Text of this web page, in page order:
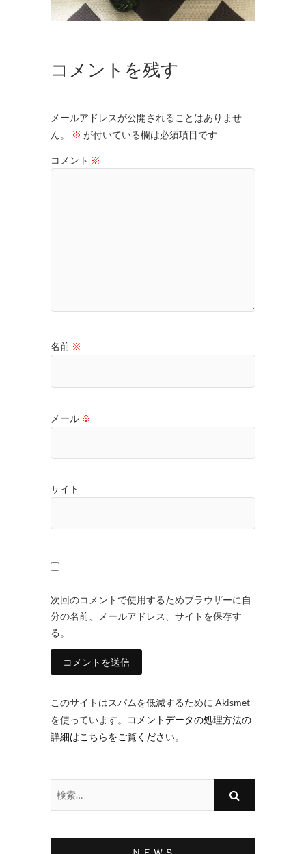
コメントを残す
メールアドレスが公開されることはありませ
ん。
※ が付いている欄は必須項目です
コメント ※
名前 ※
メール ※
サイト
次回のコメントで使用するためブラウザーに自
分の名前、メールアドレス、サイトを保存す
る。
このサイトはスパムを低減するために Akismet
を使っています。
コメントデータの処理方法の
詳細はこちらをご覧ください。